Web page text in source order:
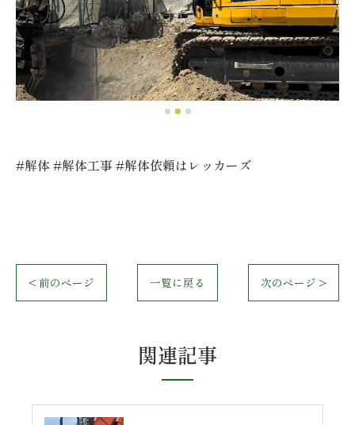
#解体 #解体工事 #解体依頼はレッカーズ
< 前のページ 一覧に戻る 次のページ >
関連記事